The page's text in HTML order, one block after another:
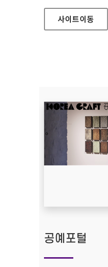
사이트이동
공예포털